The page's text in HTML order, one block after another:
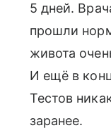
5 дней.
прошли
живота
И ещё в
Тестов
заранее.